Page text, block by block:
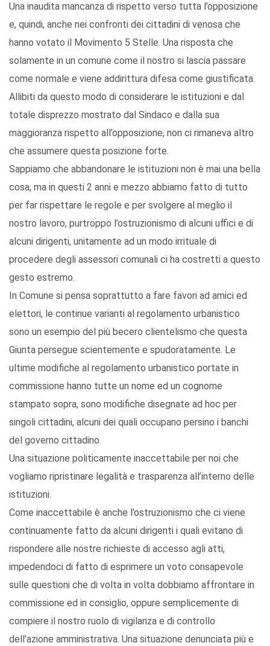
Una inaudita mancanza di rispetto verso tutta l’opposizione
e, quindi, anche nei confronti dei cittadini di venosa che
hanno votato il Movimento 5 Stelle. Una risposta che
solamente in un comune come il nostro si lascia passare
come normale e viene addirittura difesa come giustificata.
Allibiti da questo modo di considerare le istituzioni e dal
totale disprezzo mostrato dal Sindaco e dalla sua
maggioranza rispetto all’opposizione, non ci rimaneva altro
che assumere questa posizione forte.
Sappiamo che abbandonare le istituzioni non è mai una bella
cosa, ma in questi 2 anni e mezzo abbiamo fatto di tutto
per far rispettare le regole e per svolgere al meglio il
nostro lavoro, purtroppo l’ostruzionismo di alcuni uffici e di
alcuni dirigenti, unitamente ad un modo irrituale di
procedere degli assessori comunali ci ha costretti a questo
gesto estremo.
In Comune si pensa soprattutto a fare favori ad amici ed
elettori, le continue varianti al regolamento urbanistico
sono un esempio del più becero clientelismo che questa
Giunta persegue scientemente e spudoratamente. Le
ultime modifiche al regolamento urbanistico portate in
commissione hanno tutte un nome ed un cognome
stampato sopra, sono modifiche disegnate ad hoc per
singoli cittadini, alcuni dei quali occupano persino i banchi
del governo cittadino.
Una situazione politicamente inaccettabile per noi che
vogliamo ripristinare legalità e trasparenza all’interno delle
istituzioni.
Come inaccettabile è anche l’ostruzionismo che ci viene
continuamente fatto da alcuni dirigenti i quali evitano di
rispondere alle nostre richieste di accesso agli atti,
impedendoci di fatto di esprimere un voto consapevole
sulle questioni che di volta in volta dobbiamo affrontare in
commissione ed in consiglio, oppure semplicemente di
compiere il nostro ruolo di vigilanza e di controllo
dell’azione amministrativa. Una situazione denunciata più e